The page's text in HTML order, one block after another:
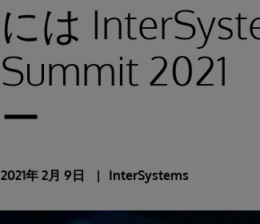
には
Summit 2021
ー
2021年 2月 9日 InterSystems